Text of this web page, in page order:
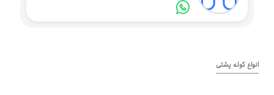
انواع کوله پشتی